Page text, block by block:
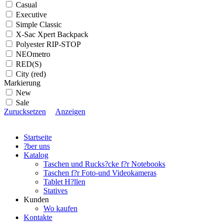
Casual
Executive
Simple Classic
X-Sac Xpert Backpack
Polyester RIP-STOP
NEOmetro
RED(S)
City (red)
Markierung
New
Sale
Zurucksetzen
Anzeigen
Startseite
?ber uns
Katalog
Taschen und Rucks?cke f?r Notebooks
Taschen f?r Foto-und Videokameras
Tablet H?llen
Statives
Kunden
Wo kaufen
Kontakte